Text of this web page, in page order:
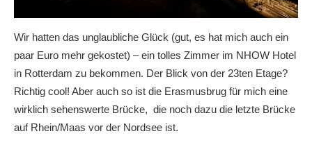
Wir hatten das unglaubliche Glück (gut, es hat mich auch ein
paar Euro mehr gekostet) – ein tolles Zimmer im NHOW Hotel
in Rotterdam zu bekommen. Der Blick von der 23ten Etage?
Richtig cool! Aber auch so ist die Erasmusbrug für mich eine
wirklich sehenswerte Brücke, die noch dazu die letzte Brücke
auf Rhein/Maas vor der Nordsee ist.